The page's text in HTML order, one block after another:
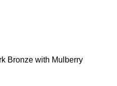
Bronze with Mulberry